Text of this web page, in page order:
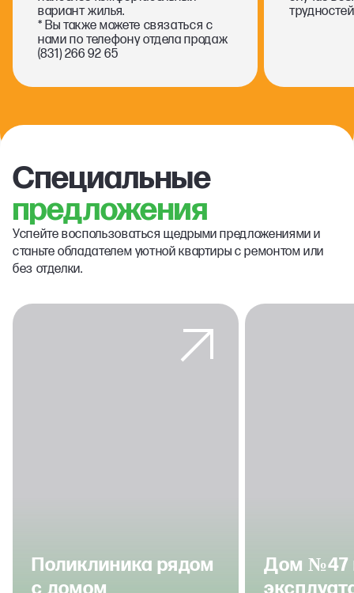
вариант жилья.
* Вы также можете связаться с
нами по телефону отдела продаж
(831) 266 92 65
Специальные
предложения
Успейте воспользоваться щедрыми предложениями и
станьте обладателем уютной квартиры с ремонтом или
без отделки.
Поликлиника рядом
Дом №47